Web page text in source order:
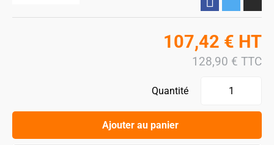
107,42 € HT
128,90 € TTC
Quantité
Ajouter au panier